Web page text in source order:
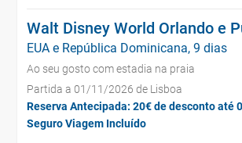
Walt Disney World Orlando e
EUA e República Dominicana, 9 dias
Ao seu gosto com estadia na praia
Partida a 01/11/2026 de Lisboa
Reserva Antecipada: 20€ de desconto até
Seguro Viagem Incluído